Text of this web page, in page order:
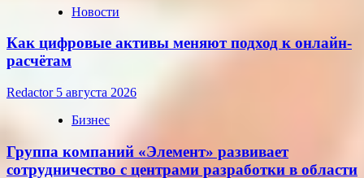
Новости
Как цифровые активы меняют подход к онлайн-
расчётам
Redactor 5 августа 2026
Бизнес
Группа компаний «Элемент» развивает
сотрудничество с центрами разработки в области